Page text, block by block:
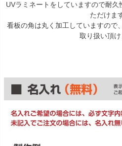
UVラミネートをしていますので耐
ただけま
看板の角は丸く加工していますので
取り扱い頂け